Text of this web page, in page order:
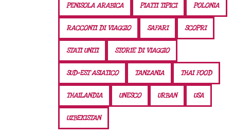
PENISOLA ARABICA PIATTI TIPICI POLONIA
RACCONTI DI VIAGGIO SAFARI SCOPRI
STATI UNITI STORIE DI VIAGGIO
SUD-EST ASIATICO TANZANIA THAI FOOD
THAILANDIA UNESCO URBAN USA
UZBEKISTAN